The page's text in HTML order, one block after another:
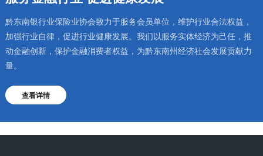
黔东南银行业保险业协会致力于服务会员单位，维护行业合法权益，
加强行业自律，促进行业健康发展。我们以服务实体经济为己任，推
动金融创新，保护金融消费者权益，为黔东南州经济社会发展贡献力
量。
查看详情